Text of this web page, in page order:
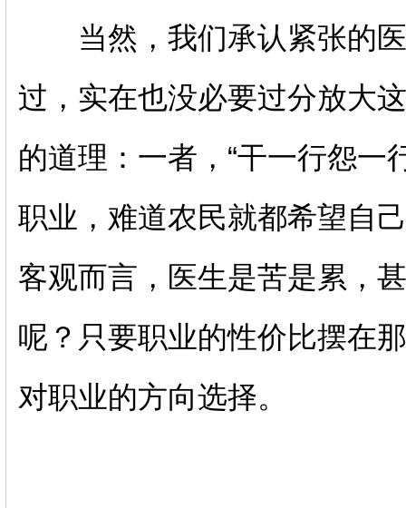
当然，我们承认紧张的医
过，实在也没必要过分放大
的道理：一者，“干一行怨一
职业，难道农民就都希望自
客观而言，医生是苦是累，
呢？只要职业的性价比摆在
对职业的方向选择。